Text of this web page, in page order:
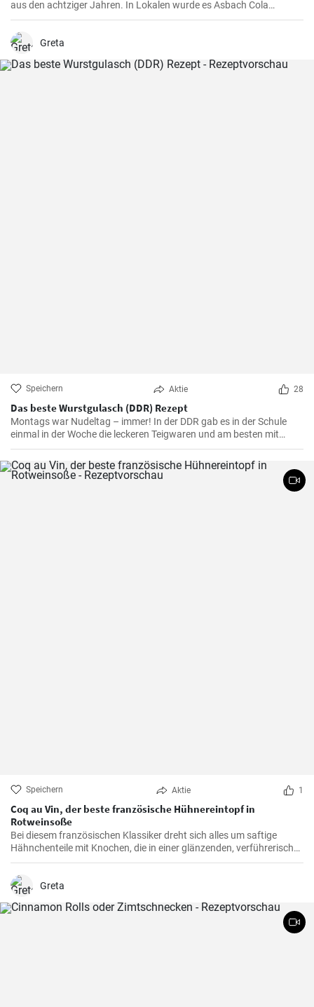
aus den achtziger Jahren. In Lokalen wurde es Asbach Cola
genannt nach dem bekannten Weinbrand. Mischen sie es selber
zuhause !
Greta
Speichern Aktie 28
Das beste Wurstgulasch (DDR) Rezept
Montags war Nudeltag – immer! In der DDR gab es in der Schule
einmal in der Woche die leckeren Teigwaren und am besten mit
Wurstgulasch .Das Gulasch mit Paprika und Würstchen ist sehr
sättigend und lecker auch als Familienessen - ausprobieren lohnt .
Speichern Aktie 1
Coq au Vin, der beste französische Hühnereintopf in
Rotweinsoße
Bei diesem französischen Klassiker dreht sich alles um saftige
Hähnchenteile mit Knochen, die in einer glänzenden, verführerisch
dunklen und reichhaltigen Rotweinsauce geschmort werden.
Greta